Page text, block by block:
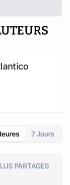
7 Jours
PARTAGES